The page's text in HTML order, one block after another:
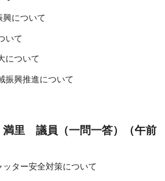
興について
いて
について
振興推進について
議員（一問一答）（午前
ター安全対策について